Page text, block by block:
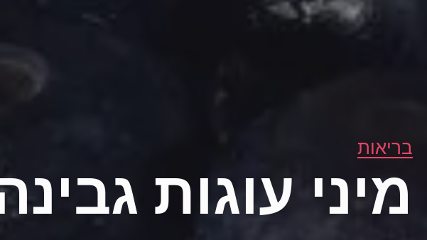
בריאות
מיני עוגות